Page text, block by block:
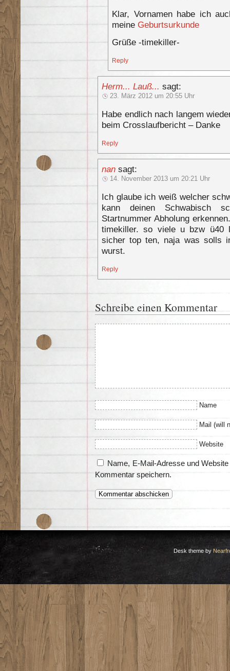
Klar, Vornamen habe ich
meine Geburtsurkunde
Grüße -timekiller-
Reply
Herm... Lauß... sagt:
23. März 2012 um 20:55 Uhr
Habe endlich nach langem
beim Crosslaufbericht – Danke
Reply
nan sagt:
14. November 2013 um 20:21 Uhr
Ich glaube ich weiß welcher
kann deinen Schwabisch
Startnummer Abholung
timekiller. so viele u bzw ü40
sicher top ten, naja was solls
wurst.
Reply
Schreibe einen Kommentar
Name
Mail (will
Website
Name, E-Mail-Adresse und
Kommentar speichern.
Desk theme by